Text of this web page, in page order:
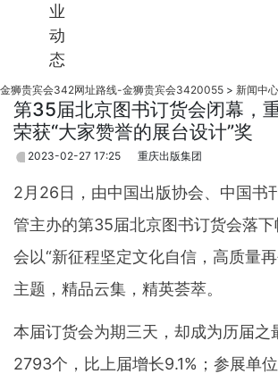
业
动
态
金狮贵宾会342网址路线-金狮贵宾会3420055 > 新闻中心
第35届北京图书订货会闭幕，
荣获“大家赞誉的展台设计”奖
2023-02-27 17:25 重庆出版集团
2月26日，由中国出版协会、中国书
管主办的第35届北京图书订货会落
会以“新征程坚定文化自信，高质量
主题，精品云集，精英荟萃。
本届订货会为期三天，却成为历届
2793个，比上届增长9.1%；参展单